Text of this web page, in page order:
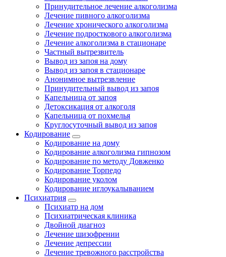
Принудительное лечение алкоголизма
Лечение пивного алкоголизма
Лечение хронического алкоголизма
Лечение подросткового алкоголизма
Лечение алкоголизма в стационаре
Частный вытрезвитель
Вывод из запоя на дому
Вывод из запоя в стационаре
Анонимное вытрезвление
Принудительный вывод из запоя
Капельница от запоя
Детоксикация от алкоголя
Капельница от похмелья
Круглосуточный вывод из запоя
Кодирование
Кодирование на дому
Кодирование алкоголизма гипнозом
Кодирование по методу Довженко
Кодирование Торпедо
Кодирование уколом
Кодирование иглоукалыванием
Психиатрия
Психиатр на дом
Психиатрическая клиника
Двойной диагноз
Лечение шизофрении
Лечение депрессии
Лечение тревожного расстройства